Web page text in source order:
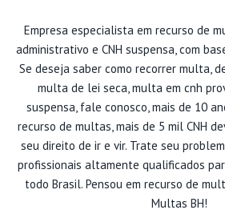
Empresa especialista em recurso de
administrativo e CNH suspensa, com
Se deseja saber como recorrer multa,
multa de lei seca, multa em cnh
suspensa, fale conosco, mais de 10
recurso de multas, mais de 5 mil CNH
seu direito de ir e vir. Trate seu
profissionais altamente qualificados
todo Brasil. Pensou em recurso de
Multas BH!